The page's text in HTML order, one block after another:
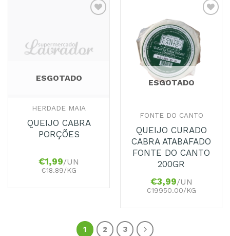
Favoritos
ESGOTADO
HERDADE MAIA
QUEIJO CABRA
PORÇÕES
€1,99/UN
€18.89/KG
Adicionar
aos
Favoritos
ESGOTADO
FONTE DO CANTO
QUEIJO CURADO
CABRA ATABAFADO
FONTE DO CANTO
200GR
€3,99/UN
€19950.00/KG
1 2 3